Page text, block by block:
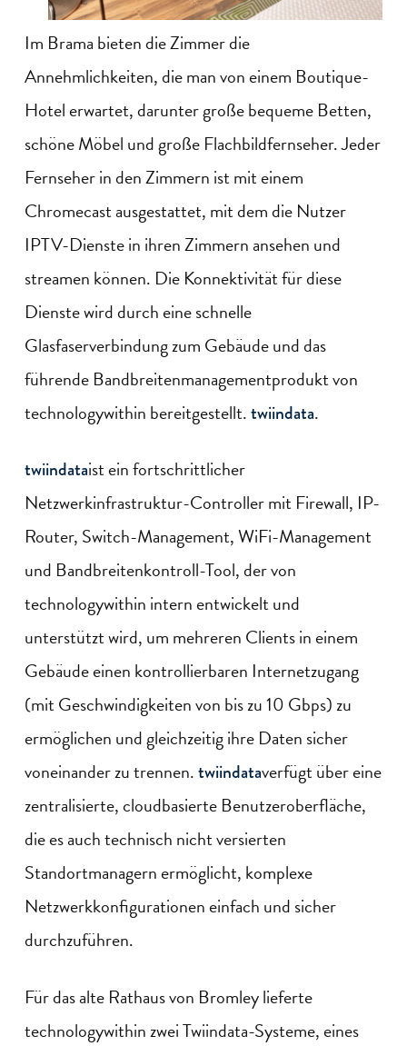
Im Brama bieten die Zimmer die
Annehmlichkeiten, die man von einem Boutique-
Hotel erwartet, darunter große bequeme Betten,
schöne Möbel und große Flachbildfernseher. Jeder
Fernseher in den Zimmern ist mit einem
Chromecast ausgestattet, mit dem die Nutzer
IPTV-Dienste in ihren Zimmern ansehen und
streamen können. Die Konnektivität für diese
Dienste wird durch eine schnelle
Glasfaserverbindung zum Gebäude und das
führende Bandbreitenmanagementprodukt von
technologywithin bereitgestellt.twiindata.
twiindataist ein fortschrittlicher
Netzwerkinfrastruktur-Controller mit Firewall, IP-
Router, Switch-Management, WiFi-Management
und Bandbreitenkontroll-Tool, der von
technologywithin intern entwickelt und
unterstützt wird, um mehreren Clients in einem
Gebäude einen kontrollierbaren Internetzugang
(mit Geschwindigkeiten von bis zu 10 Gbps) zu
ermöglichen und gleichzeitig ihre Daten sicher
voneinander zu trennen.twiindataverfügt über eine
zentralisierte, cloudbasierte Benutzeroberfläche,
die es auch technisch nicht versierten
Standortmanagern ermöglicht, komplexe
Netzwerkkonfigurationen einfach und sicher
durchzuführen.
Für das alte Rathaus von Bromley lieferte
technologywithin zwei Twiindata-Systeme, eines